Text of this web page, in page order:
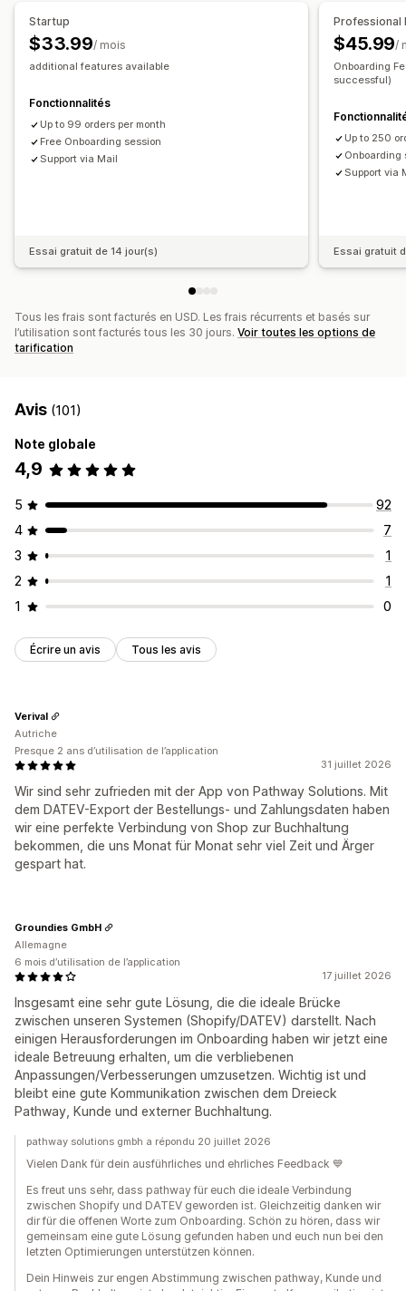
Boutiques multiples
Multicanal
Synchronisation automatique des données
Détails des commandes
Versements
Cartographie des taxes de vente
Importation de l’historique des données
Startup
$33.99/ mois
additional features available
Fonctionnalités
Up to 99 orders per month
Free Onboarding session
Support via Mail
Essai gratuit de 14 jour(s)
Professional
$45.99/
Onboarding
successful)
Up to 250
Support via
Essai gratuit
Tous les frais sont facturés en USD. Les frais récurrents et basés sur
l’utilisation sont facturés tous les 30 jours. Voir toutes les options de
tarification
Avis (101)
Note globale
4,9
5
92
4
7
3
1
2
1
1
0
Écrire un avis Tous les avis
31 juillet 2026
Wir sind sehr zufrieden mit der App von Pathway Solutions. Mit
dem DATEV-Export der Bestellungs- und Zahlungsdaten haben
wir eine perfekte Verbindung von Shop zur Buchhaltung
bekommen, die uns Monat für Monat sehr viel Zeit und Ärger
gespart hat.
Verival
Autriche
Presque 2 ans d’utilisation de l’application
17 juillet 2026
Insgesamt eine sehr gute Lösung, die die ideale Brücke
zwischen unseren Systemen (Shopify/DATEV) darstellt. Nach
einigen Herausforderungen im Onboarding haben wir jetzt eine
ideale Betreuung erhalten, um die verbliebenen
Anpassungen/Verbesserungen umzusetzen. Wichtig ist und
bleibt eine gute Kommunikation zwischen dem Dreieck
Pathway, Kunde und externer Buchhaltung.
Groundies GmbH
Allemagne
6 mois d’utilisation de l’application
pathway solutions gmbh a répondu 20 juillet 2026
Vielen Dank für dein ausführliches und ehrliches Feedback 💙
Es freut uns sehr, dass pathway für euch die ideale Verbindung
zwischen Shopify und DATEV geworden ist. Gleichzeitig danken wir
dir für die offenen Worte zum Onboarding. Schön zu hören, dass wir
gemeinsam eine gute Lösung gefunden haben und euch nun bei den
letzten Optimierungen unterstützen können.
Dein Hinweis zur engen Abstimmung zwischen pathway, Kunde und